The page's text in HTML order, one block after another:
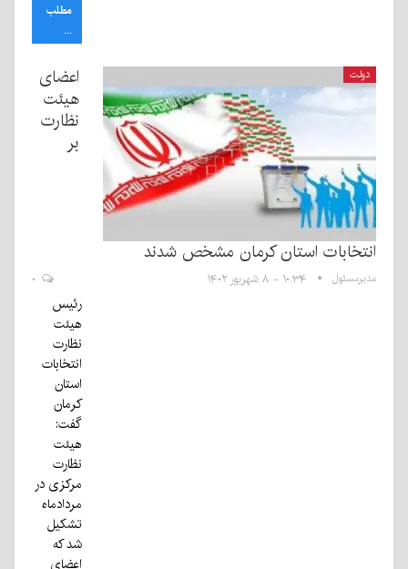
مطلب
...
دولت
اعضای
هیئت
نظارت
بر
انتخابات استان کرمان مشخص شدند
مدیرمسئول ۱۰:۳۴ - ۸ شهریور ۱۴۰۲
رئیس
هیئت
نظارت
انتخابات
استان
کرمان
گفت:
هیئت
نظارت
مرکزی در
مردادماه
تشکیل
شد که
اعضای